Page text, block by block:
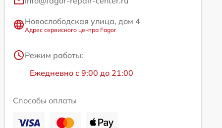
Новослободская улица, дом 4
Адрес сервисного центра Fagor
Режим работы:
Ежедневно с 9:00 до 21:00
Способы оплаты